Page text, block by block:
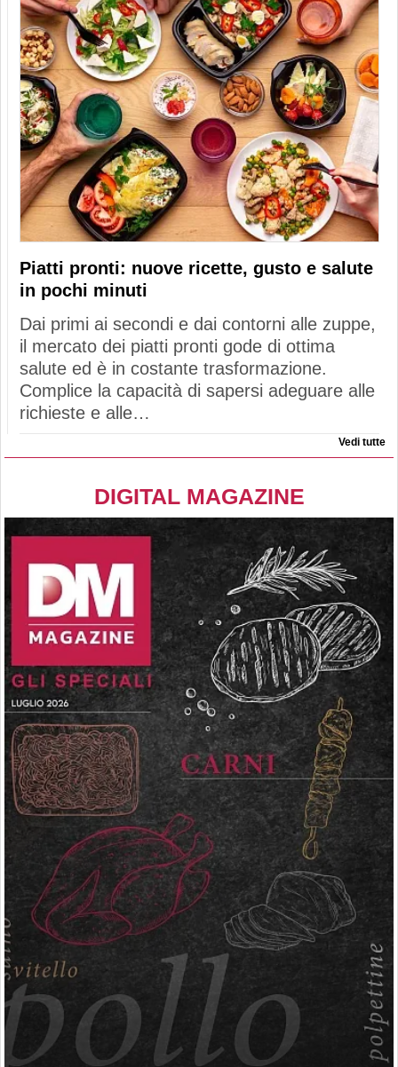
Piatti pronti: nuove ricette, gusto e salute
in pochi minuti
Dai primi ai secondi e dai contorni alle zuppe,
il mercato dei piatti pronti gode di ottima
salute ed è in costante trasformazione.
Complice la capacità di sapersi adeguare alle
richieste e alle…
Vedi tutte
DIGITAL MAGAZINE